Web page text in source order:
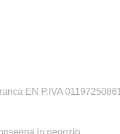
EN P.IVA 01197250861
in negozio